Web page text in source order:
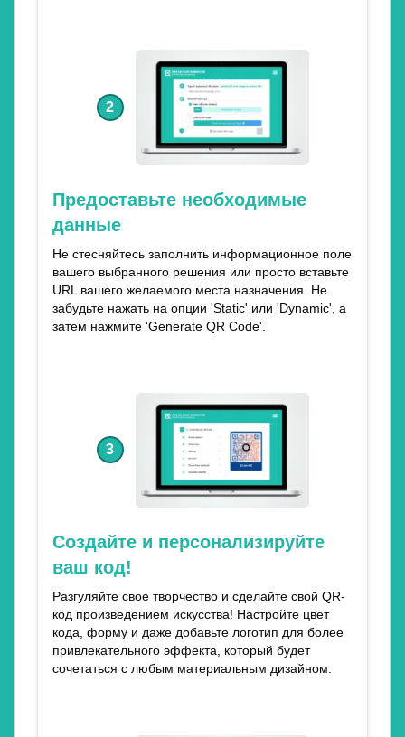
2
Предоставьте необходимые
данные
Не стесняйтесь заполнить информационное поле
вашего выбранного решения или просто вставьте
URL вашего желаемого места назначения. Не
забудьте нажать на опции 'Static' или 'Dynamic', а
затем нажмите 'Generate QR Code'.
3
Создайте и персонализируйте
ваш код!
Разгуляйте свое творчество и сделайте свой QR-
код произведением искусства! Настройте цвет
кода, форму и даже добавьте логотип для более
привлекательного эффекта, который будет
сочетаться с любым материальным дизайном.